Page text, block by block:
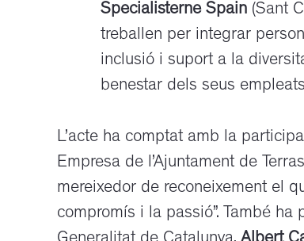
Specialisterne Spain (Sant
treballen per integrar
inclusió i suport a la
benestar dels seus
L’acte ha comptat amb la
Empresa de l’Ajuntament de
mereixedor de reconeixement el
compromís i la passió”. També